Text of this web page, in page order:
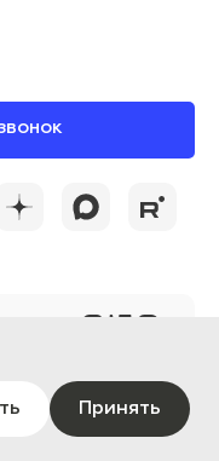
Принять